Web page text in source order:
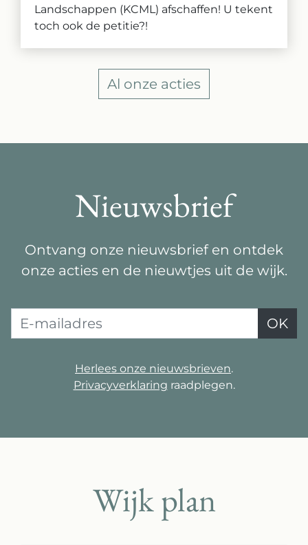
Landschappen (KCML) afschaffen! U tekent
toch ook de petitie?!
Al onze acties
Nieuwsbrief
Ontvang onze nieuwsbrief en ontdek
onze acties en de nieuwtjes uit de wijk.
E-mailadres OK
Herlees onze nieuwsbrieven.
Privacyverklaring raadplegen.
Wijk plan